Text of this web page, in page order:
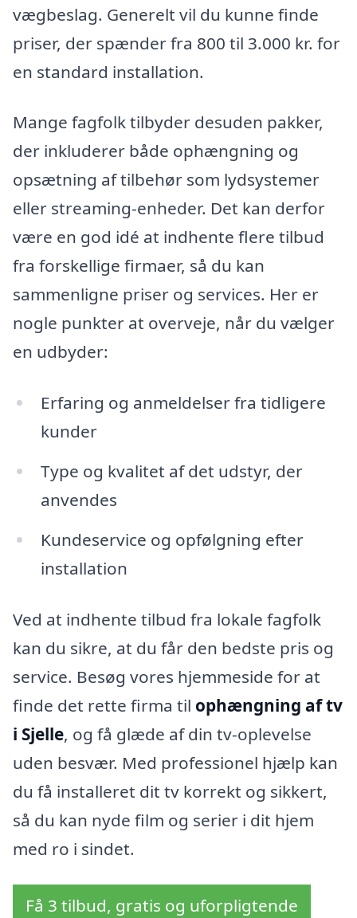
vægbeslag. Generelt vil du kunne finde
priser, der spænder fra 800 til 3.000 kr. for
en standard installation.
Mange fagfolk tilbyder desuden pakker,
der inkluderer både ophængning og
opsætning af tilbehør som lydsystemer
eller streaming-enheder. Det kan derfor
være en god idé at indhente flere tilbud
fra forskellige firmaer, så du kan
sammenligne priser og services. Her er
nogle punkter at overveje, når du vælger
en udbyder:
Erfaring og anmeldelser fra tidligere
kunder
Type og kvalitet af det udstyr, der
anvendes
Kundeservice og opfølgning efter
installation
Ved at indhente tilbud fra lokale fagfolk
kan du sikre, at du får den bedste pris og
service. Besøg vores hjemmeside for at
finde det rette firma til ophængning af tv
i Sjelle, og få glæde af din tv-oplevelse
uden besvær. Med professionel hjælp kan
du få installeret dit tv korrekt og sikkert,
så du kan nyde film og serier i dit hjem
med ro i sindet.
Få 3 tilbud, gratis og uforpligtende